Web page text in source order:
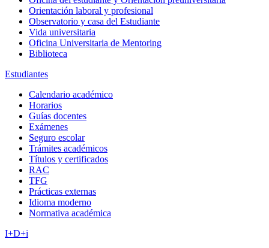
Orientación laboral y profesional
Observatorio y casa del Estudiante
Vida universitaria
Oficina Universitaria de Mentoring
Biblioteca
Estudiantes
Calendario académico
Horarios
Guías docentes
Exámenes
Seguro escolar
Trámites académicos
Títulos y certificados
RAC
TFG
Prácticas externas
Idioma moderno
Normativa académica
I+D+i